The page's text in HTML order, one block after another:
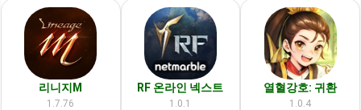
리니지M
1.7.76
RF 온라인 넥스트
1.0.1
열혈강호: 귀환
1.0.4